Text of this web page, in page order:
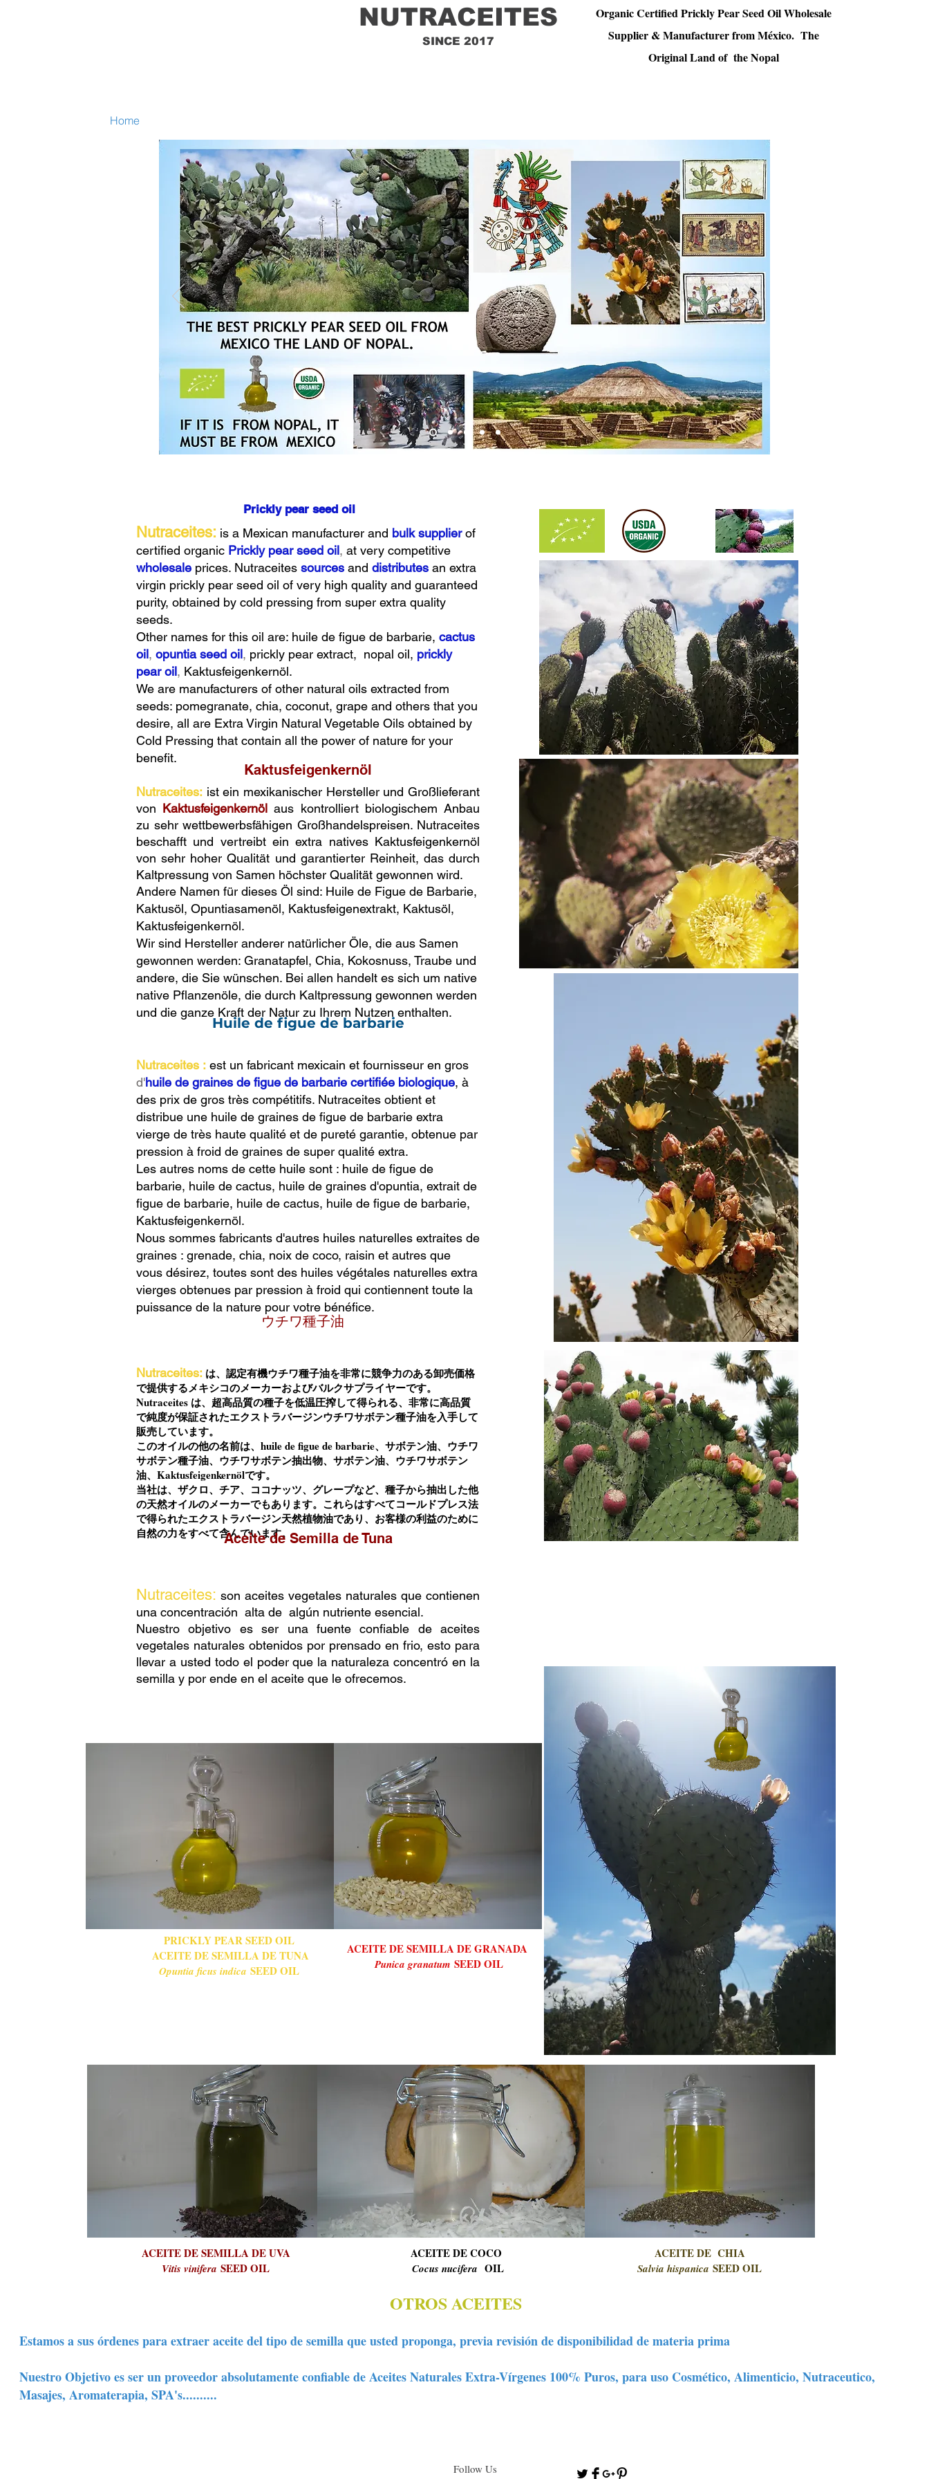
NUTRACEITES
SINCE 2017
Organic Certified Prickly Pear Seed Oil Wholesale
Supplier & Manufacturer from México. The
Original Land of the Nopal
Home
Prickly pear seed oil
Nutraceites: is a Mexican manufacturer and bulk supplier of
certified organic Prickly pear seed oil, at very competitive
wholesale prices. Nutraceites sources and distributes an extra
virgin prickly pear seed oil of very high quality and guaranteed
purity, obtained by cold pressing from super extra quality
seeds.
Other names for this oil are: huile de figue de barbarie, cactus
oil, opuntia seed oil, prickly pear extract, nopal oil, prickly
pear oil, Kaktusfeigenkernöl.
We are manufacturers of other natural oils extracted from
seeds: pomegranate, chia, coconut, grape and others that you
desire, all are Extra Virgin Natural Vegetable Oils obtained by
Cold Pressing that contain all the power of nature for your
benefit.
Nutraceites: ist ein mexikanischer Hersteller und Großlieferant
von Kaktusfeigenkernölaus kontrolliert biologischem Anbau
zu sehr wettbewerbsfähigen Großhandelspreisen. Nutraceites
beschafft und vertreibt ein extra natives Kaktusfeigenkernöl
von sehr hoher Qualität und garantierter Reinheit, das durch
Kaltpressung von Samen höchster Qualität gewonnen wird.
Andere Namen für dieses Öl sind: Huile de Figue de Barbarie,
Kaktusöl, Opuntiasamenöl, Kaktusfeigenextrakt, Kaktusöl,
Kaktusfeigenkernöl.
Wir sind Hersteller anderer natürlicher Öle, die aus Samen
gewonnen werden: Granatapfel, Chia, Kokosnuss, Traube und
andere, die Sie wünschen. Bei allen handelt es sich um native
native Pflanzenöle, die durch Kaltpressung gewonnen werden
und die ganze Kraft der Natur zu Ihrem Nutzen enthalten.
Nutraceites : est un fabricant mexicain et fournisseur en gros
d'huile de graines de figue de barbarie certifiée biologique, à
des prix de gros très compétitifs. Nutraceites obtient et
distribue une huile de graines de figue de barbarie extra
vierge de très haute qualité et de pureté garantie, obtenue par
pression à froid de graines de super qualité extra.
Les autres noms de cette huile sont : huile de figue de
barbarie, huile de cactus, huile de graines d'opuntia, extrait de
figue de barbarie, huile de cactus, huile de figue de barbarie,
Kaktusfeigenkernöl.
Nous sommes fabricants d'autres huiles naturelles extraites de
graines : grenade, chia, noix de coco, raisin et autres que
vous désirez, toutes sont des huiles végétales naturelles extra
vierges obtenues par pression à froid qui contiennent toute la
puissance de la nature pour votre bénéfice.
Nutraceites: は、認定有機ウチワ種子油を非常に競争力のある卸売価格
で提供するメキシコのメーカーおよびバルクサプライヤーです。
Nutraceites は、超高品質の種子を低温圧搾して得られる、非常に高品質
で純度が保証されたエクストラバージンウチワサボテン種子油を入手して
販売しています。
このオイルの他の名前は、huile de figue de barbarie、サボテン油、ウチワ
サボテン種子油、ウチワサボテン抽出物、サボテン油、ウチワサボテン
油、Kaktusfeigenkernölです。
当社は、ザクロ、チア、ココナッツ、グレープなど、種子から抽出した他
の天然オイルのメーカーでもあります。これらはすべてコールドプレス法
で得られたエクストラバージン天然植物油であり、お客様の利益のために
自然の力をすべて含んでいます。
Nutraceites: son aceites vegetales naturales que contienen
una concentración alta de algún nutriente esencial.
Nuestro objetivo es ser una fuente confiable de aceites
vegetales naturales obtenidos por prensado en frio, esto para
llevar a usted todo el poder que la naturaleza concentró en la
semilla y por ende en el aceite que le ofrecemos.
Kaktusfeigenkernöl
Huile de figue de barbarie
Aceite de Semilla de Tuna
ウチワ種子油
PRICKLY PEAR SEED OIL
ACEITE DE SEMILLA DE TUNA
Opuntia ficus indica SEED OIL
ACEITE DE SEMILLA DE GRANADA
Punica granatum SEED OIL
ACEITE DE SEMILLA DE UVA
Vitis vinifera SEED OIL
ACEITE DE COCO
Cocus nucifera OIL
ACEITE DE CHIA
Salvia hispanica SEED OIL
OTROS ACEITES
Estamos a sus órdenes para extraer aceite del tipo de semilla que usted proponga, previa revisión de disponibilidad de materia prima
Nuestro Objetivo es ser un proveedor absolutamente confiable de Aceites Naturales Extra-Vírgenes 100% Puros, para uso Cosmético, Alimenticio, Nutraceutico,
Masajes, Aromaterapia, SPA's..........
Follow Us